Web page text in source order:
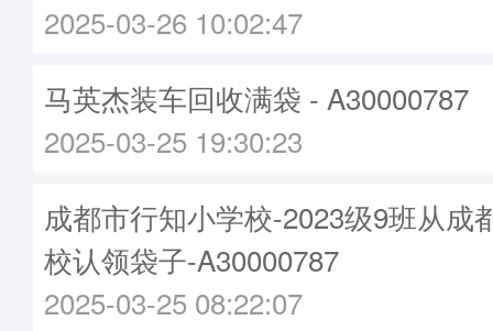
2025-03-26 10:02:47
马英杰装车回收满袋 - A30000787
2025-03-25 19:30:23
成都市行知小学校-2023级9班从成
校认领袋子-A30000787
2025-03-25 08:22:07